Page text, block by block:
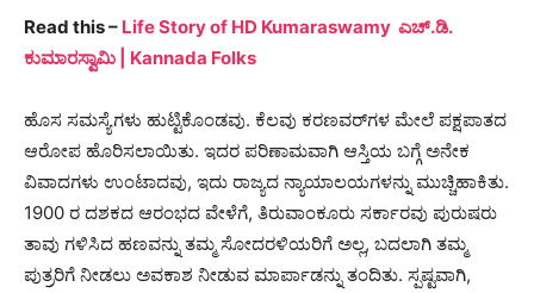
Read this – Life Story of HD Kumaraswamy ಎಚ್.ಡಿ.
ಕುಮಾರಸ್ವಾಮಿ | Kannada Folks
ಹೊಸ ಸಮಸ್ಯೆಗಳು ಹುಟ್ಟಿಕೊಂಡವು. ಕೆಲವು ಕರಣವರ್‌ಗಳ ಮೇಲೆ ಪಕ್ಷಪಾತದ
ಆರೋಪ ಹೊರಿಸಲಾಯಿತು. ಇದರ ಪರಿಣಾಮವಾಗಿ ಆಸ್ತಿಯ ಬಗ್ಗೆ ಅನೇಕ
ವಿವಾದಗಳು ಉಂಟಾದವು, ಇದು ರಾಜ್ಯದ ನ್ಯಾಯಾಲಯಗಳನ್ನು ಮುಚ್ಚಿಹಾಕಿತು.
1900 ರ ದಶಕದ ಆರಂಭದ ವೇಳೆಗೆ, ತಿರುವಾಂಕೂರು ಸರ್ಕಾರವು ಪುರುಷರು
ತಾವು ಗಳಿಸಿದ ಹಣವನ್ನು ತಮ್ಮ ಸೋದರಳಿಯರಿಗೆ ಅಲ್ಲ, ಬದಲಾಗಿ ತಮ್ಮ
ಪುತ್ರರಿಗೆ ನೀಡಲು ಅವಕಾಶ ನೀಡುವ ಮಾರ್ಪಾಡನ್ನು ತಂದಿತು. ಸ್ಪಷ್ಟವಾಗಿ,